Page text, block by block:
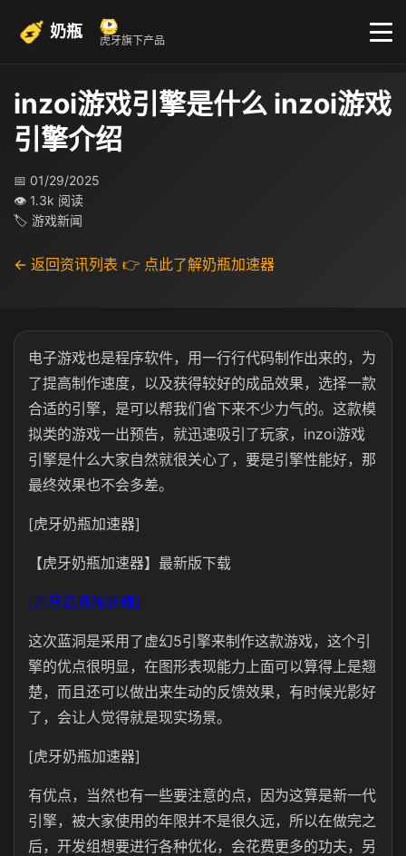
奶瓶 虎牙旗下产品
inzoi游戏引擎是什么 inzoi游戏
引擎介绍
📅 01/29/2025
👁 1.3k 阅读
🏷 游戏新闻
← 返回资讯列表 👉 点此了解奶瓶加速器
电子游戏也是程序软件，用一行行代码制作出来的，为
了提高制作速度，以及获得较好的成品效果，选择一款
合适的引擎，是可以帮我们省下来不少力气的。这款模
拟类的游戏一出预告，就迅速吸引了玩家，inzoi游戏
引擎是什么大家自然就很关心了，要是引擎性能好，那
最终效果也不会多差。
[虎牙奶瓶加速器]
【虎牙奶瓶加速器】最新版下载
[虎牙奶瓶加速器]
这次蓝洞是采用了虚幻5引擎来制作这款游戏，这个引
擎的优点很明显，在图形表现能力上面可以算得上是翘
楚，而且还可以做出来生动的反馈效果，有时候光影好
了，会让人觉得就是现实场景。
[虎牙奶瓶加速器]
有优点，当然也有一些要注意的点，因为这算是新一代
引擎，被大家使用的年限并不是很久远，所以在做完之
后，开发组想要进行各种优化，会花费更多的功夫，另